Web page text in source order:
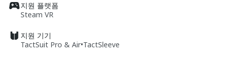
지원 플랫폼
Steam VR
지원 기기
TactSuit Pro & Air•TactSleeve